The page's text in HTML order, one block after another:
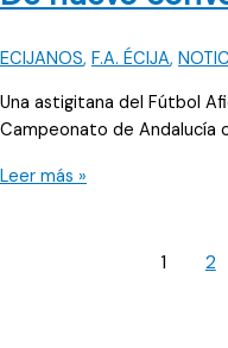
ECIJANOS, F.A. ÉCIJA,
Una astigitana del Fútbol
Campeonato de Andalucía
De
Leer más »
1 2